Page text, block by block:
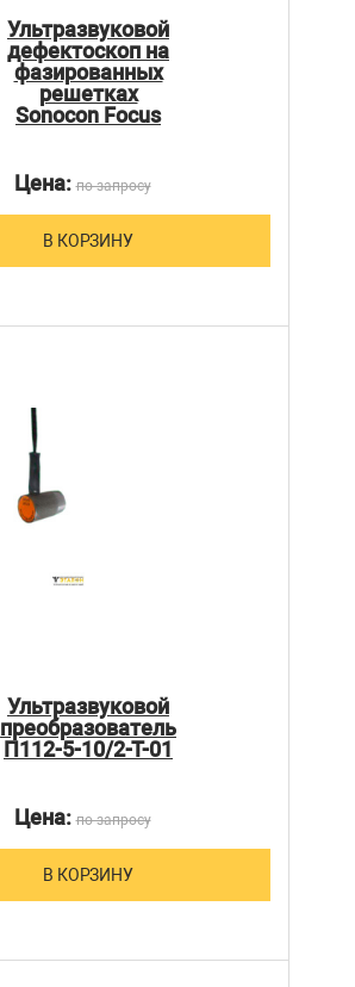
Ультразвуковой
дефектоскоп на
фазированных
решетках
Sonocon Focus
Цена:по запросу
В КОРЗИНУ
Ультразвуковой
преобразователь
П112-5-10/2-Т-01
Цена:по запросу
В КОРЗИНУ